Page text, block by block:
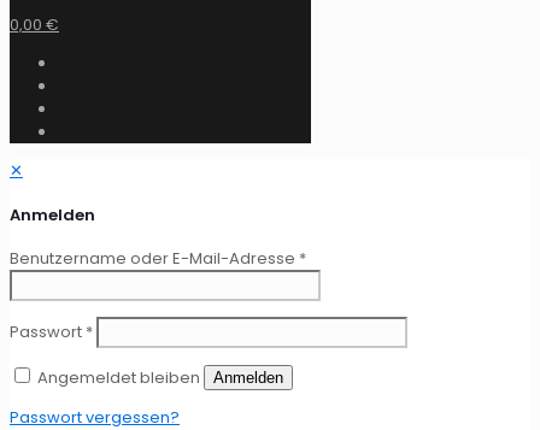
0,00 €
✕
Anmelden
Benutzername oder E-Mail-Adresse *
Passwort *
Angemeldet bleiben
Anmelden
Passwort vergessen?